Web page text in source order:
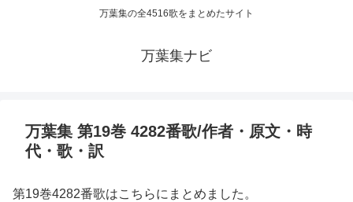
万葉集の全4516歌をまとめたサイト
万葉集ナビ
万葉集 第19巻 4282番歌/作者・原文・時
代・歌・訳
第19巻4282番歌はこちらにまとめました。